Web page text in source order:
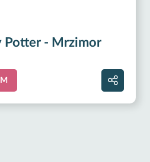
Potter - Mrzimor